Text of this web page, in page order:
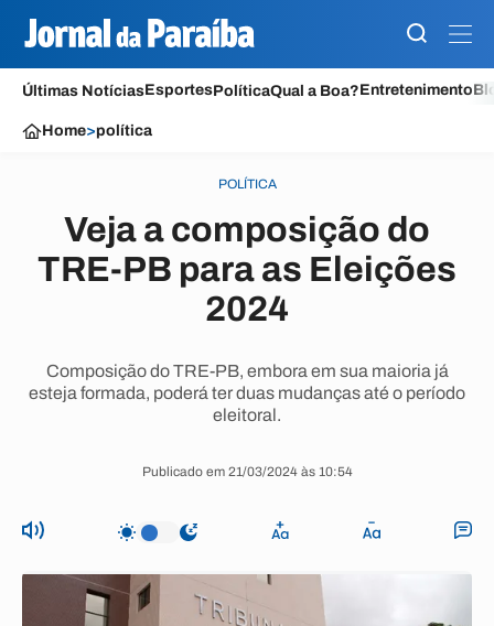
Últimas NotíciasEsportesPolíticaQual a Boa?Entretenimento
Home>política
POLÍTICA
Veja a composição do
TRE-PB para as Eleições
2024
Composição do TRE-PB, embora em sua maioria já
esteja formada, poderá ter duas mudanças até o período
eleitoral.
Publicado em 21/03/2024 às 10:54